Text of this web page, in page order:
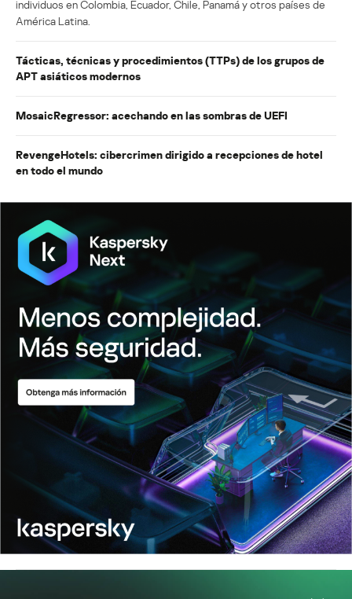
individuos en Colombia, Ecuador, Chile, Panamá y otros países de
América Latina.
Tácticas, técnicas y procedimientos (TTPs) de los grupos de
APT asiáticos modernos
MosaicRegressor: acechando en las sombras de UEFI
RevengeHotels: cibercrimen dirigido a recepciones de hotel
en todo el mundo